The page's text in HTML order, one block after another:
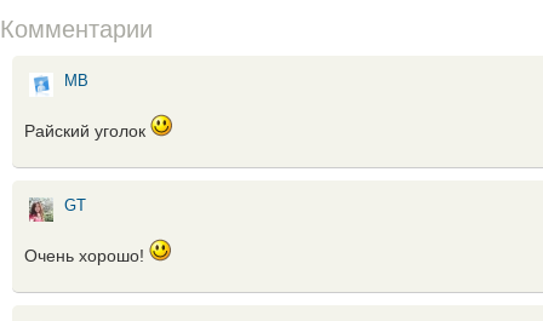
Комментарии
МВ
Райский уголок
GT
Очень хорошо!